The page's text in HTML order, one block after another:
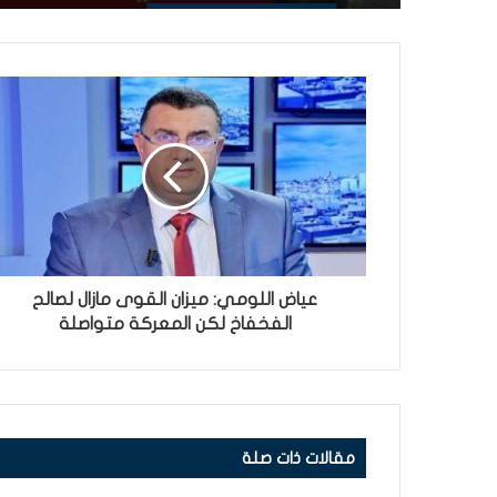
عياض اللومي: ميزان القوى مازال لصالح
الفخفاخ لكن المعركة متواصلة
مقالات ذات صلة